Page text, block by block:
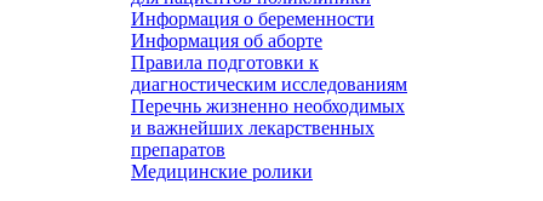
Информация о беременности
Информация об аборте
Правила подготовки к
диагностическим исследованиям
Перечнь жизненно необходимых
и важнейших лекарственных
препаратов
Медицинские ролики